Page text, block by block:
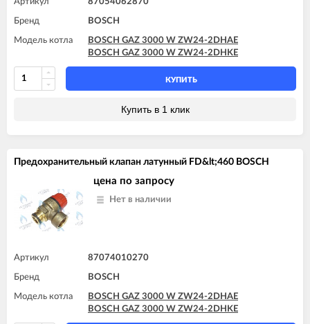
Бренд BOSCH
Модель котла
BOSCH GAZ 3000 W ZW24-2DHAE
BOSCH GAZ 3000 W ZW24-2DHKE
КУПИТЬ
Купить в 1 клик
Предохранительный клапан латунный FD&lt;460 BOSCH
цена по запросу
Нет в наличии
Артикул 87074010270
Бренд BOSCH
Модель котла
BOSCH GAZ 3000 W ZW24-2DHAE
BOSCH GAZ 3000 W ZW24-2DHKE